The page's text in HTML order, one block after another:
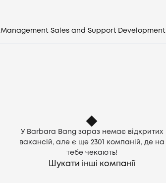
Увійти
Management Sales and Support Development
У Barbara Bang зараз немає відкритих
вакансій, але є ще 2301
компаній, де на
тебе чекають!
Шукати інші компанії